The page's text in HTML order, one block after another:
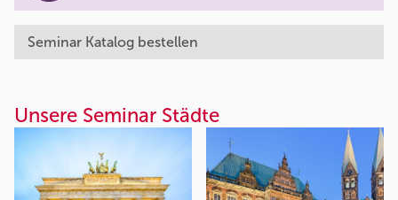
Seminar Katalog bestellen
Unsere Seminar Städte